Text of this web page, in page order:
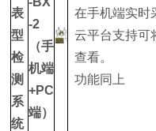
表
型
检
测
系
统
-2
（手
机端
+PC
端）
在手机端实时
云平台支持可
查看。
功能同上